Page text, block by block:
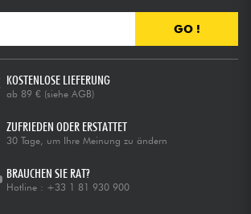
GO !
KOSTENLOSE LIEFERUNG
ab 89 € (siehe AGB)
ZUFRIEDEN ODER ERSTATTET
30 Tage, um Ihre Meinung zu ändern
BRAUCHEN SIE RAT?
Hotline : +33 1 81 930 900